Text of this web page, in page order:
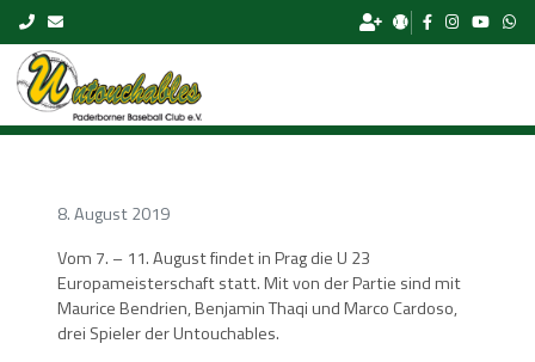
Skip to content
8. August 2019
Vom 7. – 11. August findet in Prag die U 23
Europameisterschaft statt. Mit von der Partie sind mit
Maurice Bendrien, Benjamin Thaqi und Marco Cardoso,
drei Spieler der Untouchables.